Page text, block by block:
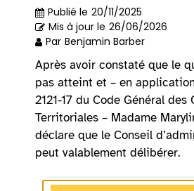
Publié le 20/11/2025
Mis à jour le 26/06/2026
Par Benjamin Barber
Après avoir constaté que le
pas atteint et – en
2121-17 du Code Général
Territoriales – Madame
déclare que le Conseil
peut valablement délibérer.